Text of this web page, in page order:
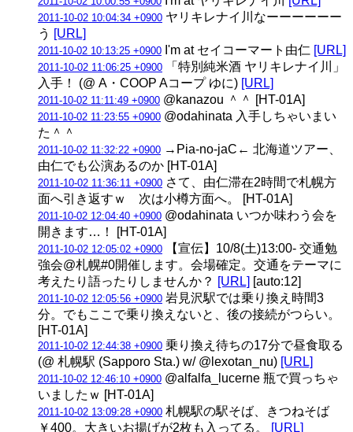
2011-10-02 10:04:34 +0900 ヤリキレナイ川なーーーーーー
う [URL]
2011-10-02 10:13:25 +0900 I'm at セイコーマート由仁 [URL]
2011-10-02 11:06:25 +0900 「特別純米酒 ヤリキレナイ川」
入手！ (@ A・COOP Aコープ ゆに) [URL]
2011-10-02 11:11:49 +0900 @kanazou ＾＾ [HT-01A]
2011-10-02 11:23:55 +0900 @odahinata 入手しちゃいまい
た＾＾
2011-10-02 11:32:22 +0900 →Pia-no-jaC← 北海道ツアー、
由仁でも公演あるのか [HT-01A]
2011-10-02 11:36:11 +0900 さて、由仁滞在2時間で札幌方
面へ引き返すｗ 次は小樽方面へ。 [HT-01A]
2011-10-02 12:04:40 +0900 @odahinata いつか味わう会を
開きます…！ [HT-01A]
2011-10-02 12:05:02 +0900 【宣伝】10/8(土)13:00- 交通勉
強会@札幌#0開催します。会場確定。交通をテーマに
考えたり語ったりしませんか？ [URL] [auto:12]
2011-10-02 12:05:56 +0900 岩見沢駅では乗り換え時間3
分。でもここで乗り換えないと、後の接続がつらい。
[HT-01A]
2011-10-02 12:44:38 +0900 乗り換え待ちの17分で昼食取る
(@ 札幌駅 (Sapporo Sta.) w/ @lexotan_nu) [URL]
2011-10-02 12:46:10 +0900 @alfalfa_lucerne 瓶で買っちゃ
いましたｗ [HT-01A]
2011-10-02 13:09:28 +0900 札幌駅の駅そば、きつねそば
￥400。大きいお揚げが2枚も入ってる。
[URL]